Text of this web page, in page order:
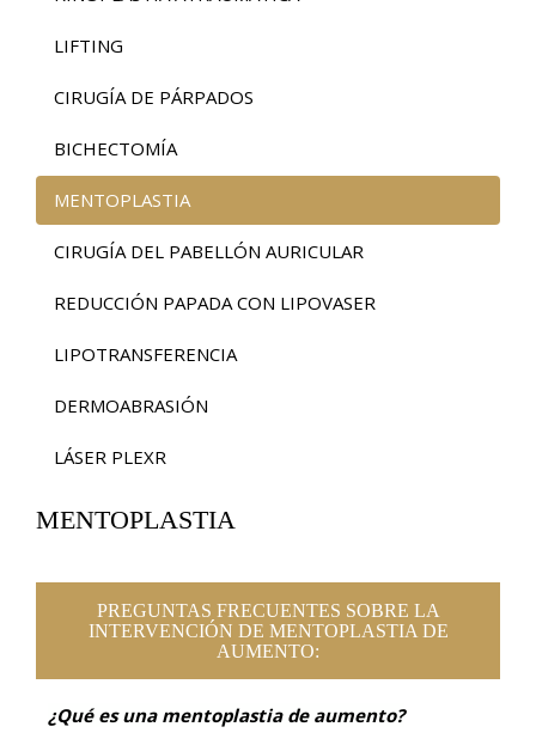
LIFTING
CIRUGÍA DE PÁRPADOS
BICHECTOMÍA
MENTOPLASTIA
CIRUGÍA DEL PABELLÓN AURICULAR
REDUCCIÓN PAPADA CON LIPOVASER
LIPOTRANSFERENCIA
DERMOABRASIÓN
LÁSER PLEXR
MENTOPLASTIA
PREGUNTAS FRECUENTES SOBRE LA
INTERVENCIÓN DE MENTOPLASTIA DE
AUMENTO:
¿Qué es una mentoplastia de aumento?